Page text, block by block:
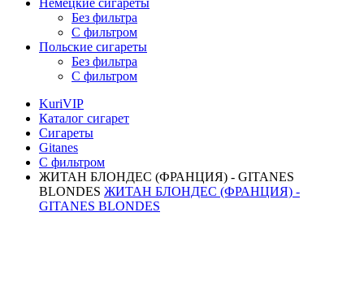
Немецкие сигареты
Без фильтра
С фильтром
Польские сигареты
Без фильтра
С фильтром
KuriVIP
Каталог сигарет
Сигареты
Gitanes
С фильтром
ЖИТАН БЛОНДЕС (ФРАНЦИЯ) - GITANES
BLONDES ЖИТАН БЛОНДЕС (ФРАНЦИЯ) -
GITANES BLONDES